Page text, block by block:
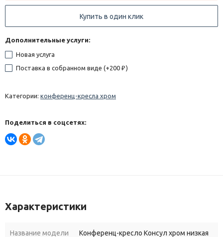
Купить в один клик
Дополнительные услуги:
Новая услуга
Поставка в собранном виде (+200 ₽ )
Категории: конференц-кресла хром
Поделиться в соцсетях:
Характеристики
Название модели
Конференц-кресло Консул хром низкая